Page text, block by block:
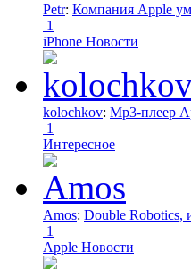
Petr: Компания Apple
1
iPhone Новости
kolochkov: Mp3-плеер
1
Интересное
Amos: Double Robotics,
1
Apple Новости